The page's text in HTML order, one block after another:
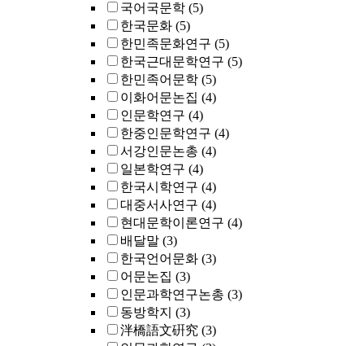
국어국문학 (5)
한국문화 (5)
한민족문화연구 (5)
한국근대문학연구 (5)
한민족어문학 (5)
이화어문논집 (4)
인문학연구 (4)
한중인문학연구 (4)
서강인문논총 (4)
일본학연구 (4)
한국시학연구 (4)
대중서사연구 (4)
현대문학이론연구 (4)
배달말 (3)
한국언어문화 (3)
어문논집 (3)
인문과학연구논총 (3)
동방학지 (3)
泮橋語文硏究 (3)